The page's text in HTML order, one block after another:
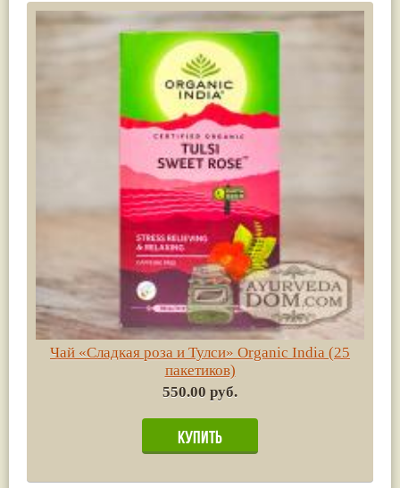
Чай «Сладкая роза и Тулси» Organic India (25
пакетиков)
550.00 руб.